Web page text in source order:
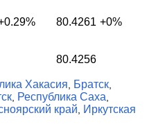
80.4261 +0%
80.4256
Хакасия, Братск,
, Республика Саха,
край, Иркутская